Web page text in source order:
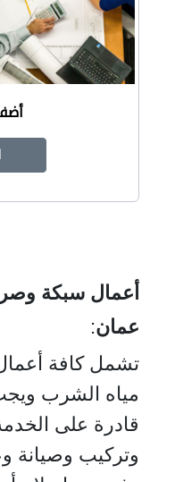
أعمال سبكة
عمان:
تشمل كافة أعمال
مياه الشرب
قادرة على
وتركيب وصيانة